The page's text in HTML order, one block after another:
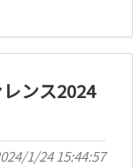
ンス2024
1/24 15:44:57